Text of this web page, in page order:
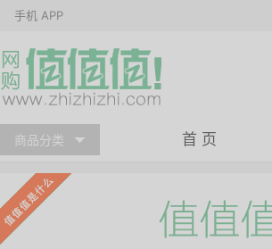
手机 APP
商品分类 首 页